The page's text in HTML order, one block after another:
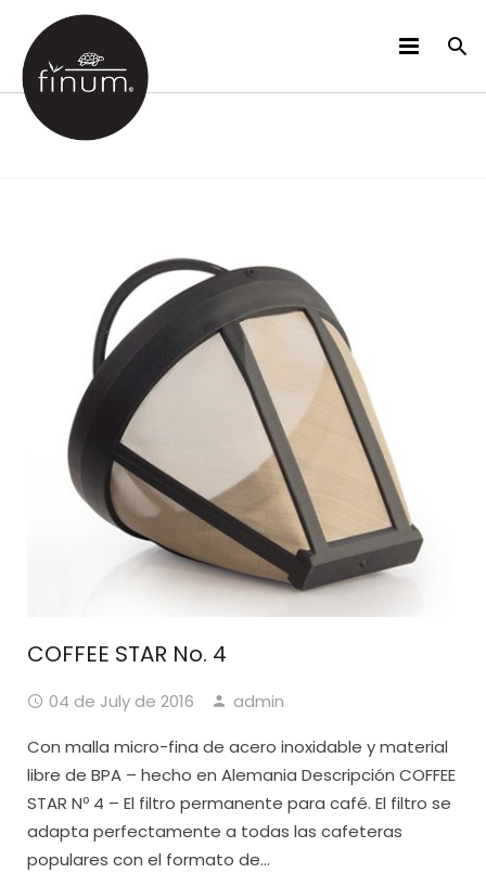
PRODUCTOS
COFFEE STAR No. 4
04 de July de 2016
admin
Con malla micro-fina de acero inoxidable y material
libre de BPA – hecho en Alemania Descripción COFFEE
STAR Nº 4 – El filtro permanente para café. El filtro se
adapta perfectamente a todas las cafeteras
populares con el formato de...